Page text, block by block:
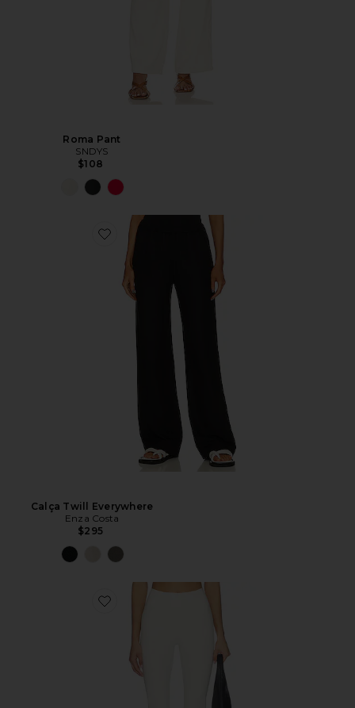
Roma Pant
SNDYS
$108
Calça Twill Everywhere
Enza Costa
$295